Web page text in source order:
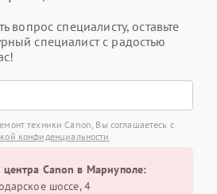
вопрос специалисту, оставьте
специалист с радостью
техники Canon, Вы соглашаетесь с
конфиденциальности
центра Canon в Мариуполе:
шоссе, 4